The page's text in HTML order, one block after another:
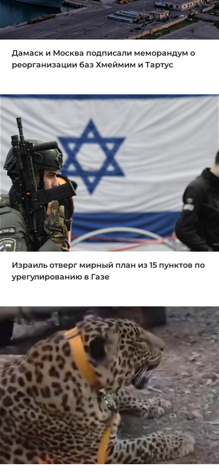
Дамаск и Москва подписали меморандум о
реорганизации баз Хмеймим и Тартус
Израиль отверг мирный план из 15 пунктов по
урегулированию в Газе